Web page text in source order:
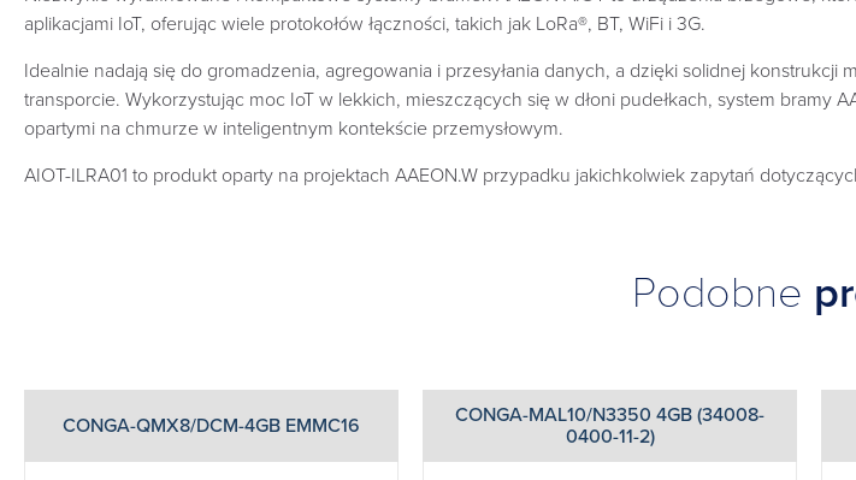
aplikacjami IoT, oferując wiele protokołów łączności, takich jak LoRa®, BT, WiFi i 3G.
Idealnie nadają się do gromadzenia, agregowania i przesyłania danych, a dzięki solidnej
transporcie. Wykorzystując moc IoT w lekkich, mieszczących się w dłoni pudełkach, system bramy
opartymi na chmurze w inteligentnym kontekście przemysłowym.
AIOT-ILRA01 to produkt oparty na projektach AAEON.W przypadku jakichkolwiek zapytań
Podobne
CONGA-QMX8/DCM-4GB EMMC16
CONGA-MAL10/N3350 4GB (34008-
0400-11-2)